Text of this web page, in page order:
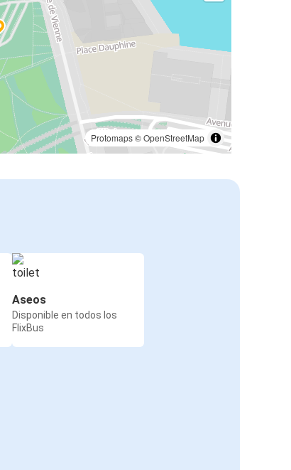
Protomaps©OpenStreetMap
Aseos
Disponible en todos los
FlixBus